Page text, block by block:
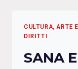
CULTURA, ARTE
DIRITTI
SANA